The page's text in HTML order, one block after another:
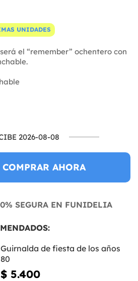
UNIDADES
el “remember” ochentero con
2026-08-08
COMPRAR AHORA
SEGURA EN FUNIDELIA
Guirnalda de fiesta de los años
80
$ 5.400